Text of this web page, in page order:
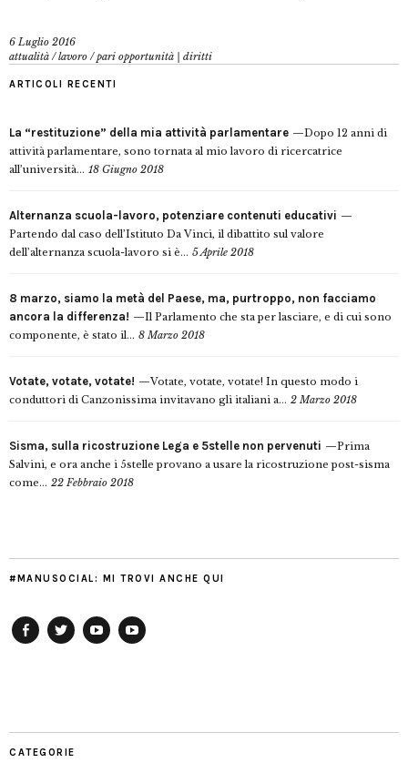
6 Luglio 2016
attualità /lavoro /pari opportunità | diritti
ARTICOLI RECENTI
La “restituzione” della mia attività parlamentare
Dopo 12 anni di
attività parlamentare, sono tornata al mio lavoro di ricercatrice
all’università... 18 Giugno 2018
Alternanza scuola-lavoro, potenziare contenuti educativi
Partendo dal caso dell’Istituto Da Vinci, il dibattito sul valore
dell’alternanza scuola-lavoro si è... 5 Aprile 2018
8 marzo, siamo la metà del Paese, ma, purtroppo, non facciamo
ancora la differenza!
Il Parlamento che sta per lasciare, e di cui sono
componente, è stato il... 8 Marzo 2018
Votate, votate, votate!
Votate, votate, votate! In questo modo i
conduttori di Canzonissima invitavano gli italiani a... 2 Marzo 2018
Sisma, sulla ricostruzione Lega e 5stelle non pervenuti
Prima
Salvini, e ora anche i 5stelle provano a usare la ricostruzione post-sisma
come... 22 Febbraio 2018
#MANUSOCIAL: MI TROVI ANCHE QUI
CATEGORIE